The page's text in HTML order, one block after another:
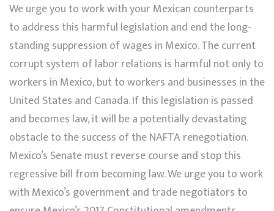
We urge you to work with your Mexican counterparts
to address this harmful legislation and end the long-
standing suppression of wages in Mexico. The current
corrupt system of labor relations is harmful not only to
workers in Mexico, but to workers and businesses in the
United States and Canada. If this legislation is passed
and becomes law, it will be a potentially devastating
obstacle to the success of the NAFTA renegotiation.
Mexico’s Senate must reverse course and stop this
regressive bill from becoming law. We urge you to work
with Mexico’s government and trade negotiators to